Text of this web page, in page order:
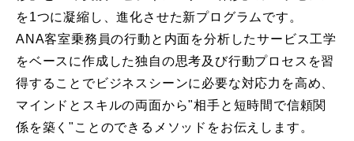
を1つに凝縮し、進化させた新プログラムです。
ANA客室乗務員の行動と内面を分析したサービス工学
をベースに作成した独自の思考及び行動プロセスを習
得することでビジネスシーンに必要な対応力を高め、
マインドとスキルの両面から"相手と短時間で信頼関
係を築く"ことのできるメソッドをお伝えします。